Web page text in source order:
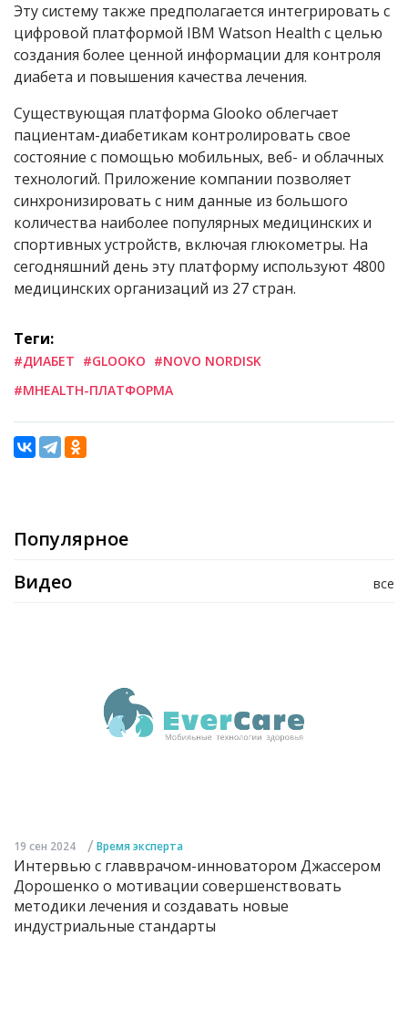
Эту систему также предполагается интегрировать с
цифровой платформой IBM Watson Health с целью
создания более ценной информации для контроля
диабета и повышения качества лечения.
Существующая платформа Glooko облегчает
пациентам-диабетикам контролировать свое
состояние с помощью мобильных, веб- и облачных
технологий. Приложение компании позволяет
синхронизировать с ним данные из большого
количества наиболее популярных медицинских и
спортивных устройств, включая глюкометры. На
сегодняшний день эту платформу используют 4800
медицинских организаций из 27 стран.
Теги:
#ДИАБЕТ #GLOOKO #NOVO NORDISK
#MHEALTH-ПЛАТФОРМА
Популярное
все
Видео
19 сен 2024 / Время эксперта
Интервью с главврачом-инноватором Джассером
Дорошенко о мотивации совершенствовать
методики лечения и создавать новые
индустриальные стандарты